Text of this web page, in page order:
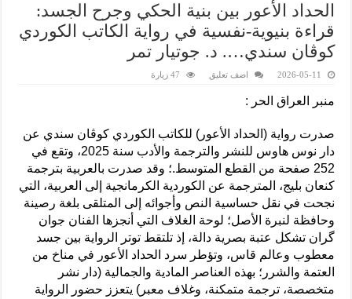
الحداد الأعور بين بنية الحكي وجرح الجسد:
قراءة بنيوية-نفسية في رواية الكاتب الكوردي
كوڤان سندي…. د. جوتيار تمر
2026-05-11 اضف تعليق 47 زيارة
منبر العراق الحر :
صدرت رواية (الحداد الأعور) للكاتب الكوردي كوڤان سندي عن
دار نوس هاوس للنشر والترجمة والأدب سنة 2025، وتقع في
252 صفحة من القطع المتوسط.؛ وقد صدرت بالعربية بترجمة
كنعان بليج، المترجمة عن الكوردية الكرمانجية إلى العربية، التي
نجحت في نقل حساسية النص وأجوائه إلى المتلقی بلغة رصينة
وحافظة لنبرة الأصل؛ لوحة الغلاف التي أنجزها الفنان جوان
گران تشكل عتبة بصرية دالة، إذ تلتقط توتر الرواية بين جسد
معطوب وعالم قاس، وتؤطر سرد الحداد الأعور في مناخ من
العتمة والشرر؛ بهذه العناصر المادية والجمالية (دار نشر
متخصصة، ترجمة متمكنة، وغلاف معبر) يتعزز حضور الرواية